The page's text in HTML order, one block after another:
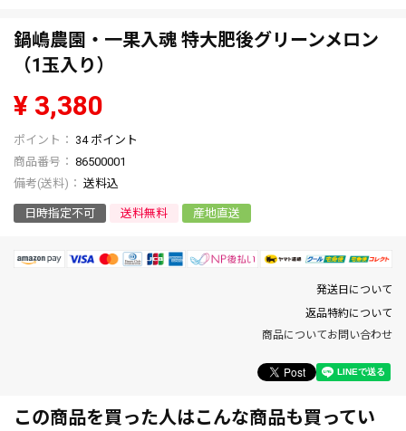
鍋嶋農園・一果入魂 特大肥後グリーンメロン
（1玉入り）
¥ 3,380
34 ポイント
商品番号
86500001
送料込
日時指定不可 送料無料 産地直送
発送日について
返品特約について
商品についてお問い合わせ
この商品を買った人はこんな商品も買ってい